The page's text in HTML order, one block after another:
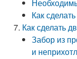
Как
Как сделать
Забор из
и